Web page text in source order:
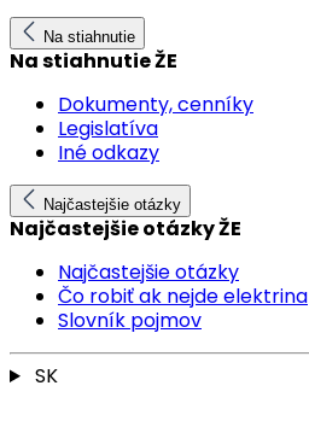
Na stiahnutie
Na stiahnutie ŽE
Dokumenty, cenníky
Legislatíva
Iné odkazy
Najčastejšie otázky
Najčastejšie otázky ŽE
Najčastejšie otázky
Čo robiť ak nejde elektrina
Slovník pojmov
SK